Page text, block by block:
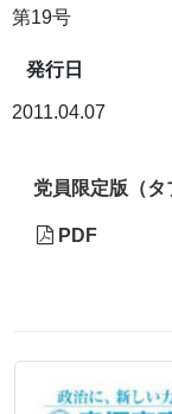
第19号
発行日
2011.04.07
党員限定版（タ
PDF